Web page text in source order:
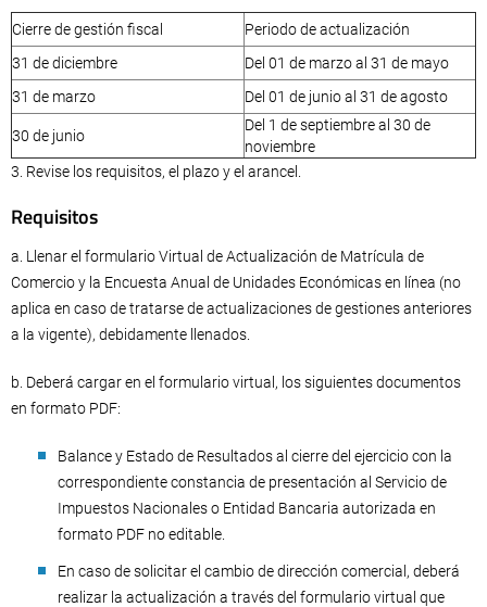
Cierre de gestión fiscal
Periodo de actualización
31 de diciembre
Del 01 de marzo al 31 de mayo
31 de marzo
Del 01 de junio al 31 de agosto
30 de junio
Del 1 de septiembre al 30 de
noviembre
3. Revise los requisitos, el plazo y el arancel.
Requisitos
a. Llenar el formulario Virtual de Actualización de Matrícula de
Comercio y la Encuesta Anual de Unidades Económicas en línea (no
aplica en caso de tratarse de actualizaciones de gestiones anteriores
a la vigente), debidamente llenados.
b. Deberá cargar en el formulario virtual, los siguientes documentos
en formato PDF:
Balance y Estado de Resultados al cierre del ejercicio con la
correspondiente constancia de presentación al Servicio de
Impuestos Nacionales o Entidad Bancaria autorizada en
formato PDF no editable.
En caso de solicitar el cambio de dirección comercial, deberá
realizar la actualización a través del formulario virtual que